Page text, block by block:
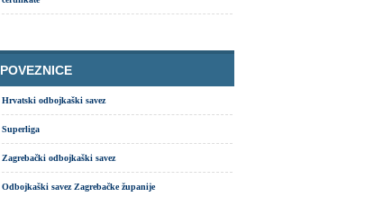
POVEZNICE
Hrvatski odbojkaški savez
Superliga
Zagrebački odbojkaški savez
Odbojkaški savez Zagrebačke županije